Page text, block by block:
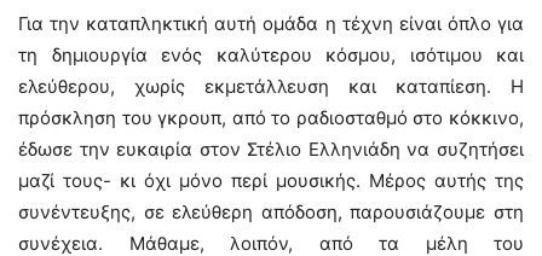
Για την καταπληκτική αυτή ομάδα η τέχνη είναι όπλο για
τη δημιουργία ενός καλύτερου κόσμου, ισότιμου και
ελεύθερου, χωρίς εκμετάλλευση και καταπίεση. Η
πρόσκληση του γκρουπ, από το ραδιοσταθμό στο κόκκινο,
έδωσε την ευκαιρία στον Στέλιο Ελληνιάδη να συζητήσει
μαζί τους- κι όχι μόνο περί μουσικής. Μέρος αυτής της
συνέντευξης, σε ελεύθερη απόδοση, παρουσιάζουμε στη
συνέχεια. Μάθαμε, λοιπόν, από τα μέλη του